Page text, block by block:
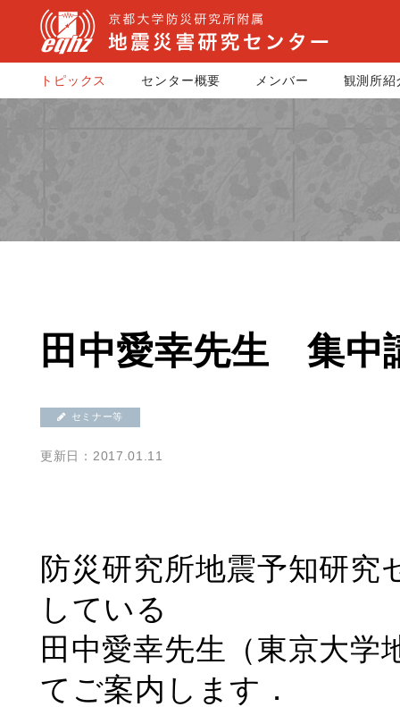
トピックス センター概要 メンバー 観測所紹
田中愛幸先生 集中
セミナー等
更新日：2017.01.11
防災研究所地震予知研
している
田中愛幸先生（東京大学
てご案内します．